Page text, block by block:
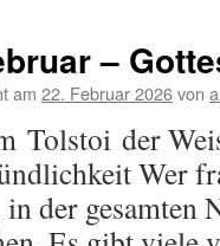
–
am 22. Februar 2026von
Tolstoi der
Wer
der gesamten